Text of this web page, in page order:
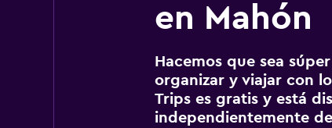
en Mahón
Hacemos que sea
organizar y viajar con
Trips es gratis y está
independientemente